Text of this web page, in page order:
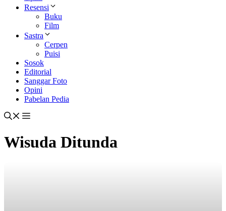
Resensi
Buku
Film
Sastra
Cerpen
Puisi
Sosok
Editorial
Sanggar Foto
Opini
Pabelan Pedia
Wisuda Ditunda